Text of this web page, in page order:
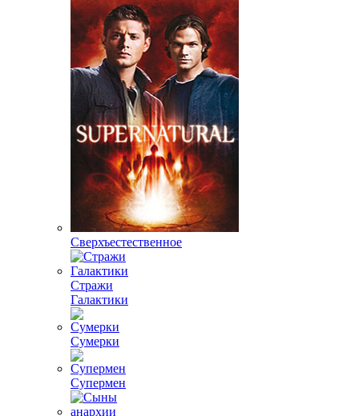
Сверхъестественное
Стражи
Галактики
Сумерки
Супермен